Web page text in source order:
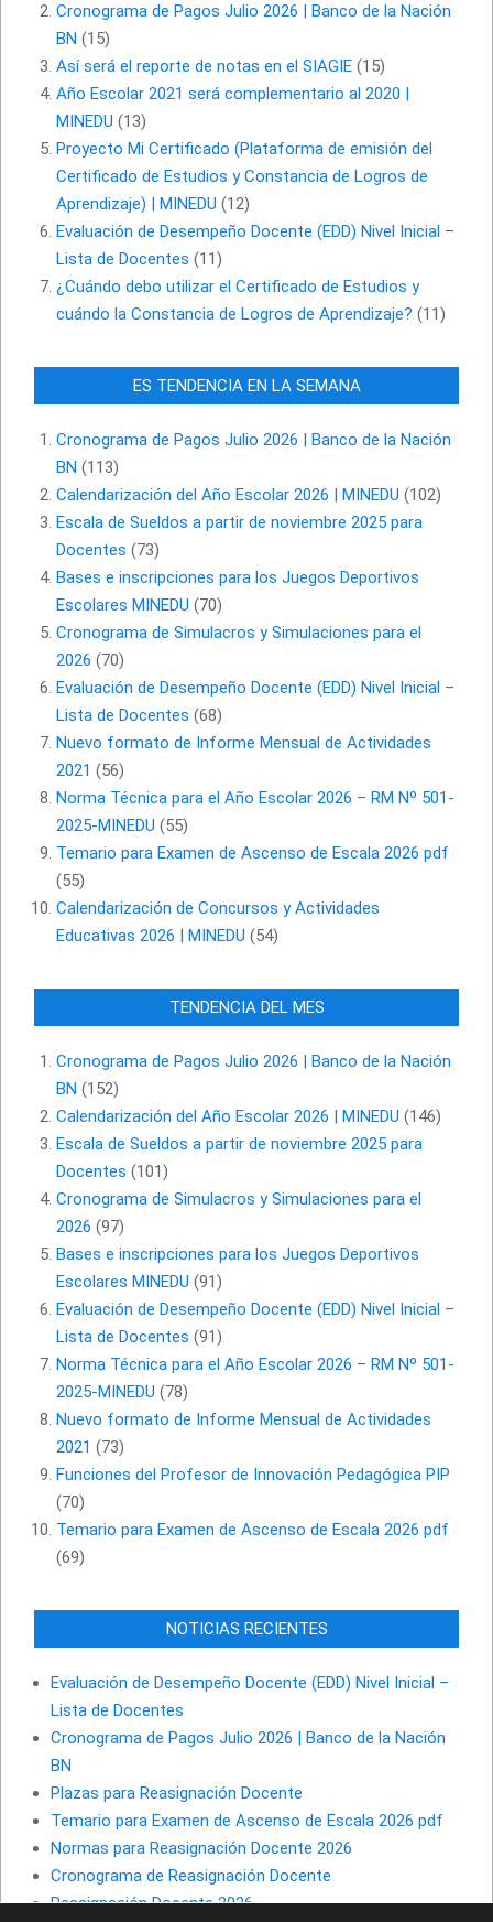
Cronograma de Pagos Julio 2026 | Banco de la Nación
BN (15)
Así será el reporte de notas en el SIAGIE (15)
Año Escolar 2021 será complementario al 2020 |
MINEDU (13)
Proyecto Mi Certificado (Plataforma de emisión del
Certificado de Estudios y Constancia de Logros de
Aprendizaje) | MINEDU (12)
Evaluación de Desempeño Docente (EDD) Nivel Inicial –
Lista de Docentes (11)
¿Cuándo debo utilizar el Certificado de Estudios y
cuándo la Constancia de Logros de Aprendizaje? (11)
ES TENDENCIA EN LA SEMANA
Cronograma de Pagos Julio 2026 | Banco de la Nación
BN (113)
Calendarización del Año Escolar 2026 | MINEDU (102)
Escala de Sueldos a partir de noviembre 2025 para
Docentes (73)
Bases e inscripciones para los Juegos Deportivos
Escolares MINEDU (70)
Cronograma de Simulacros y Simulaciones para el
2026 (70)
Evaluación de Desempeño Docente (EDD) Nivel Inicial –
Lista de Docentes (68)
Nuevo formato de Informe Mensual de Actividades
2021 (56)
Norma Técnica para el Año Escolar 2026 – RM Nº 501-
2025-MINEDU (55)
Temario para Examen de Ascenso de Escala 2026 pdf
(55)
Calendarización de Concursos y Actividades
Educativas 2026 | MINEDU (54)
TENDENCIA DEL MES
Cronograma de Pagos Julio 2026 | Banco de la Nación
BN (152)
Calendarización del Año Escolar 2026 | MINEDU (146)
Escala de Sueldos a partir de noviembre 2025 para
Docentes (101)
Cronograma de Simulacros y Simulaciones para el
2026 (97)
Bases e inscripciones para los Juegos Deportivos
Escolares MINEDU (91)
Evaluación de Desempeño Docente (EDD) Nivel Inicial –
Lista de Docentes (91)
Norma Técnica para el Año Escolar 2026 – RM Nº 501-
2025-MINEDU (78)
Nuevo formato de Informe Mensual de Actividades
2021 (73)
Funciones del Profesor de Innovación Pedagógica PIP
(70)
Temario para Examen de Ascenso de Escala 2026 pdf
(69)
NOTICIAS RECIENTES
Evaluación de Desempeño Docente (EDD) Nivel Inicial –
Lista de Docentes
Cronograma de Pagos Julio 2026 | Banco de la Nación
BN
Plazas para Reasignación Docente
Temario para Examen de Ascenso de Escala 2026 pdf
Normas para Reasignación Docente 2026
Cronograma de Reasignación Docente
Reasignación Docente 2026